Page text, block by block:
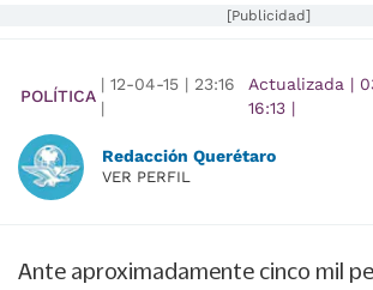
[Publicidad]
POLÍTICA
| 12-04-15 | 23:16
|
Actualizada |
16:13 |
Redacción Querétaro
VER PERFIL
Ante aproximadamente cinco mil